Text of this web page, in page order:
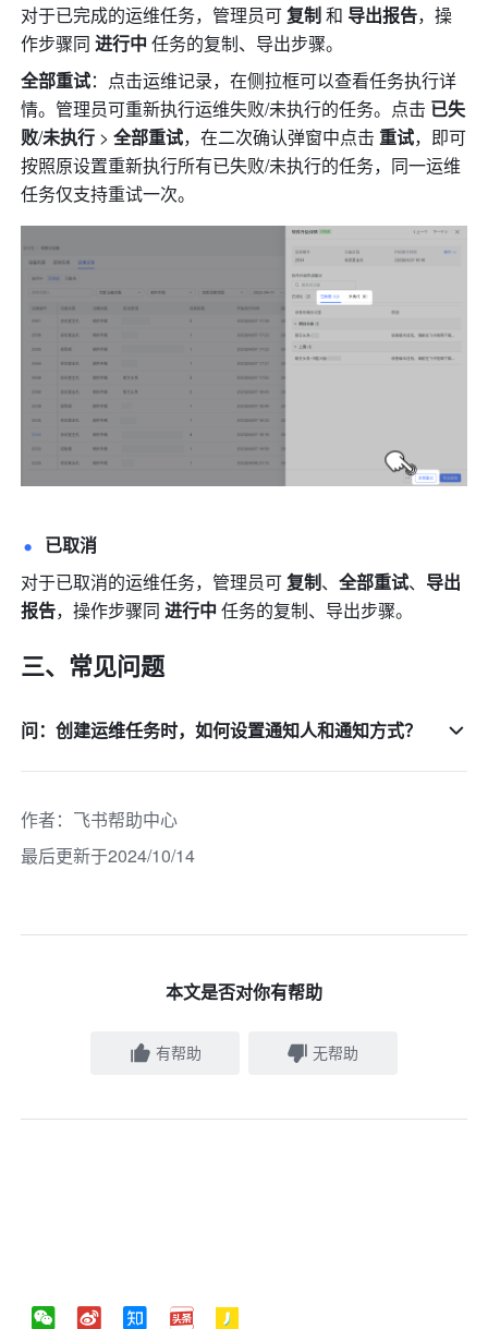
对于已完成的运维任务，管理员可 复制 和 导出报告，操
作步骤同 进行中 任务的复制、导出步骤。
全部重试：点击运维记录，在侧拉框可以查看任务执行详
情。管理员可重新执行运维失败/未执行的任务。点击 已失
败/未执行 > 全部重试，在二次确认弹窗中点击 重试，即可
按照原设置重新执行所有已失败/未执行的任务，同一运维
任务仅支持重试一次。
已取消
对于已取消的运维任务，管理员可 复制、全部重试、 导出
报告，操作步骤同 进行中 任务的复制、导出步骤。
三、常见问题
问：创建运维任务时，如何设置通知人和通知方式？
作者： 飞书帮助中心
最后更新于2024/10/14
本文是否对你有帮助
有帮助 无帮助